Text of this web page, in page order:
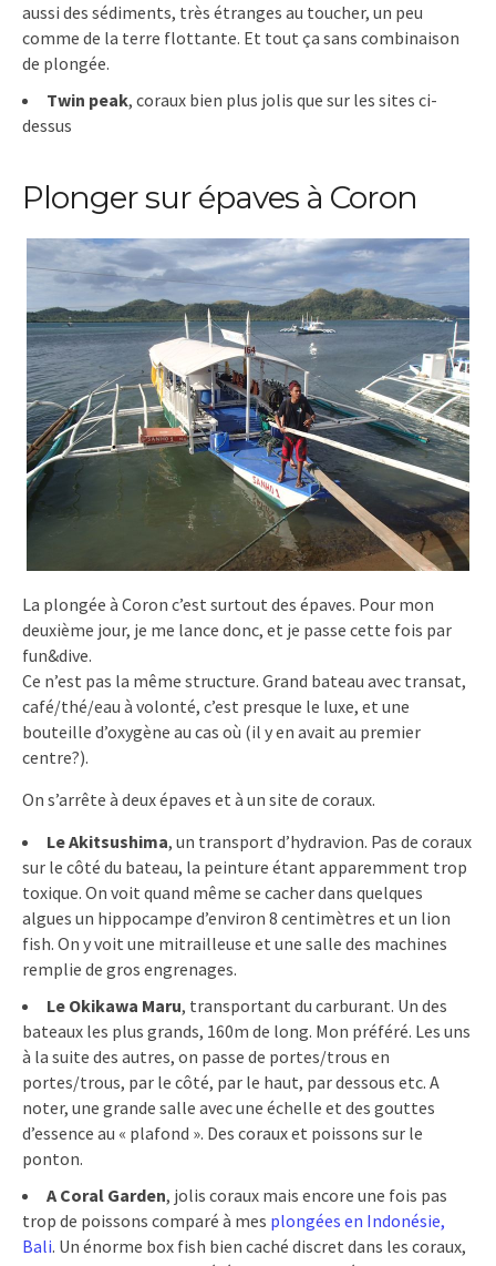
aussi des sédiments, très étranges au toucher, un peu
comme de la terre flottante. Et tout ça sans combinaison
de plongée.
Twin peak, coraux bien plus jolis que sur les sites ci-
dessus
Plonger sur épaves à Coron
La plongée à Coron c’est surtout des épaves. Pour mon
deuxième jour, je me lance donc, et je passe cette fois par
fun&dive.
Ce n’est pas la même structure. Grand bateau avec transat,
café/thé/eau à volonté, c’est presque le luxe, et une
bouteille d’oxygène au cas où (il y en avait au premier
centre?).
On s’arrête à deux épaves et à un site de coraux.
Le Akitsushima, un transport d’hydravion. Pas de coraux
sur le côté du bateau, la peinture étant apparemment trop
toxique. On voit quand même se cacher dans quelques
algues un hippocampe d’environ 8 centimètres et un lion
fish. On y voit une mitrailleuse et une salle des machines
remplie de gros engrenages.
Le Okikawa Maru, transportant du carburant. Un des
bateaux les plus grands, 160m de long. Mon préféré. Les uns
à la suite des autres, on passe de portes/trous en
portes/trous, par le côté, par le haut, par dessous etc. A
noter, une grande salle avec une échelle et des gouttes
d’essence au « plafond ». Des coraux et poissons sur le
ponton.
A Coral Garden, jolis coraux mais encore une fois pas
trop de poissons comparé à mes plongées en Indonésie,
Bali. Un énorme box fish bien caché discret dans les coraux,